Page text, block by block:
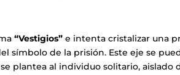
“Vestigios” e intenta cristalizar una
símbolo de la prisión. Este eje se
plantea al individuo solitario, aislado